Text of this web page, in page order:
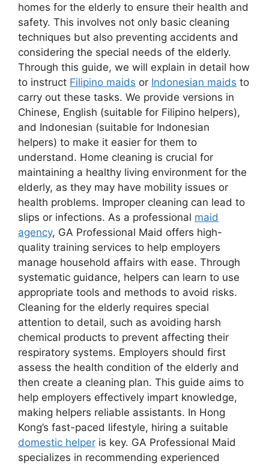
homes for the elderly to ensure their health and
safety. This involves not only basic cleaning
techniques but also preventing accidents and
considering the special needs of the elderly.
Through this guide, we will explain in detail how
to instruct Filipino maids or Indonesian maids to
carry out these tasks. We provide versions in
Chinese, English (suitable for Filipino helpers),
and Indonesian (suitable for Indonesian
helpers) to make it easier for them to
understand. Home cleaning is crucial for
maintaining a healthy living environment for the
elderly, as they may have mobility issues or
health problems. Improper cleaning can lead to
slips or infections. As a professional maid
agency, GA Professional Maid offers high-
quality training services to help employers
manage household affairs with ease. Through
systematic guidance, helpers can learn to use
appropriate tools and methods to avoid risks.
Cleaning for the elderly requires special
attention to detail, such as avoiding harsh
chemical products to prevent affecting their
respiratory systems. Employers should first
assess the health condition of the elderly and
then create a cleaning plan. This guide aims to
help employers effectively impart knowledge,
making helpers reliable assistants. In Hong
Kong’s fast-paced lifestyle, hiring a suitable
domestic helper is key. GA Professional Maid
specializes in recommending experienced